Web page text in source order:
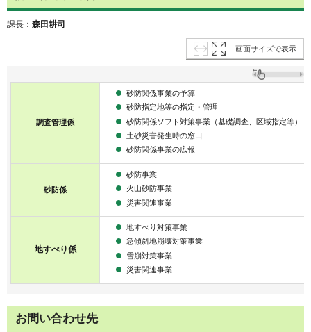
課長： 森田耕司
画面サイズで表示
調査管理係
砂防関係事業の予算
砂防指定地等の指定・管理
砂防関係ソフト対策事業（基礎調査、区域指定等）
土砂災害発生時の窓口
砂防関係事業の広報
砂防係
砂防事業
火山砂防事業
災害関連事業
地すべり係
地すべり対策事業
急傾斜地崩壊対策事業
雪崩対策事業
災害関連事業
お問い合わせ先